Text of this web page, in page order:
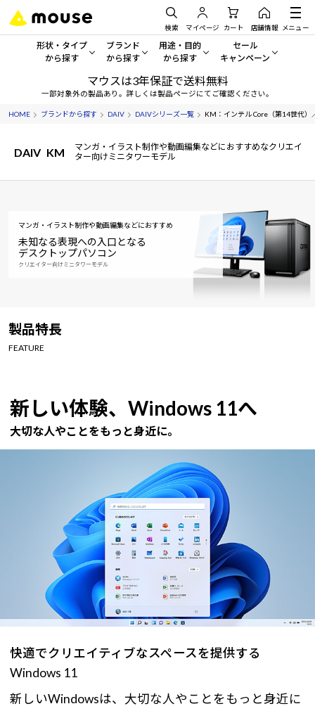
検索 マイページ カート 店舗情報 メニュー
形状・タイプ
から探す
形状・タイプから探す をすべてみる
デスクトップPC
ノートPC
サーバー
ワークステーション
Windows 11
ブランド
から探す
mouse
G TUNE
NEXTGEAR
MousePro
iiyama
用途・目的
から探す
一般向けパソコン
ゲーミングPC・ゲーム向けパソコン
クリエイティブ向け
学習向けパソコン
スペック/パーツ別
セール
キャンペーン
セール・キャンペー
期間限定セール
すべて新品の旧モデル製品
おすすめ目玉パソコン
今イチオシのパソコンをピ
Windows 11 |Copilot+ PC
マウスは3年保証で送料無料
一部対象外の製品あり。詳しくは製品ページにてご確認ください。
HOME ブランドから探す DAIV DAIVシリーズ一覧 KM：インテル Core（第14世代）
DAIV KM
マンガ・イラスト制作や動画編集などにおすすめなクリエイ
ター向けミニタワーモデル
マンガ・イラスト制作や動画編集などにおすすめ
未知なる表現への入口となる
デスクトップパソコン
クリエイター向けミニタワーモデル
製品特長
FEATURE
新しい体験、Windows 11へ
大切な人やことをもっと身近に。
快適でクリエイティブなスペースを提供する
Windows 11
新しいWindowsは、大切な人やことをもっと身近に